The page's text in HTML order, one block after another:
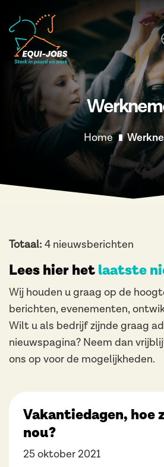
Home
Totaal: 4 nieuwsberichten
Lees hier hetlaatste
Wij houden u graag op de
berichten, evenementen,
Wilt u als bedrijf zijnde graag
nieuwspagina? Neem dan
ons op voor de mogelijkheden.
Vakantiedagen, hoe
nou?
25 oktober 2021